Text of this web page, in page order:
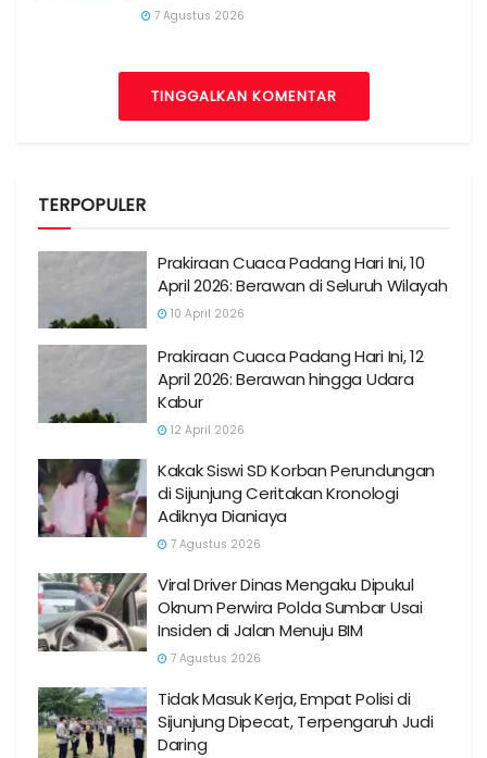
7 Agustus 2026
TINGGALKAN KOMENTAR
TERPOPULER
Prakiraan Cuaca Padang Hari Ini, 10
April 2026: Berawan di Seluruh Wilayah
10 April 2026
Prakiraan Cuaca Padang Hari Ini, 12
April 2026: Berawan hingga Udara
Kabur
12 April 2026
Kakak Siswi SD Korban Perundungan
di Sijunjung Ceritakan Kronologi
Adiknya Dianiaya
7 Agustus 2026
Viral Driver Dinas Mengaku Dipukul
Oknum Perwira Polda Sumbar Usai
Insiden di Jalan Menuju BIM
7 Agustus 2026
Tidak Masuk Kerja, Empat Polisi di
Sijunjung Dipecat, Terpengaruh Judi
Daring